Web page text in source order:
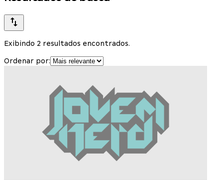
Exibindo 2 resultados encontrados.
Ordenar por: